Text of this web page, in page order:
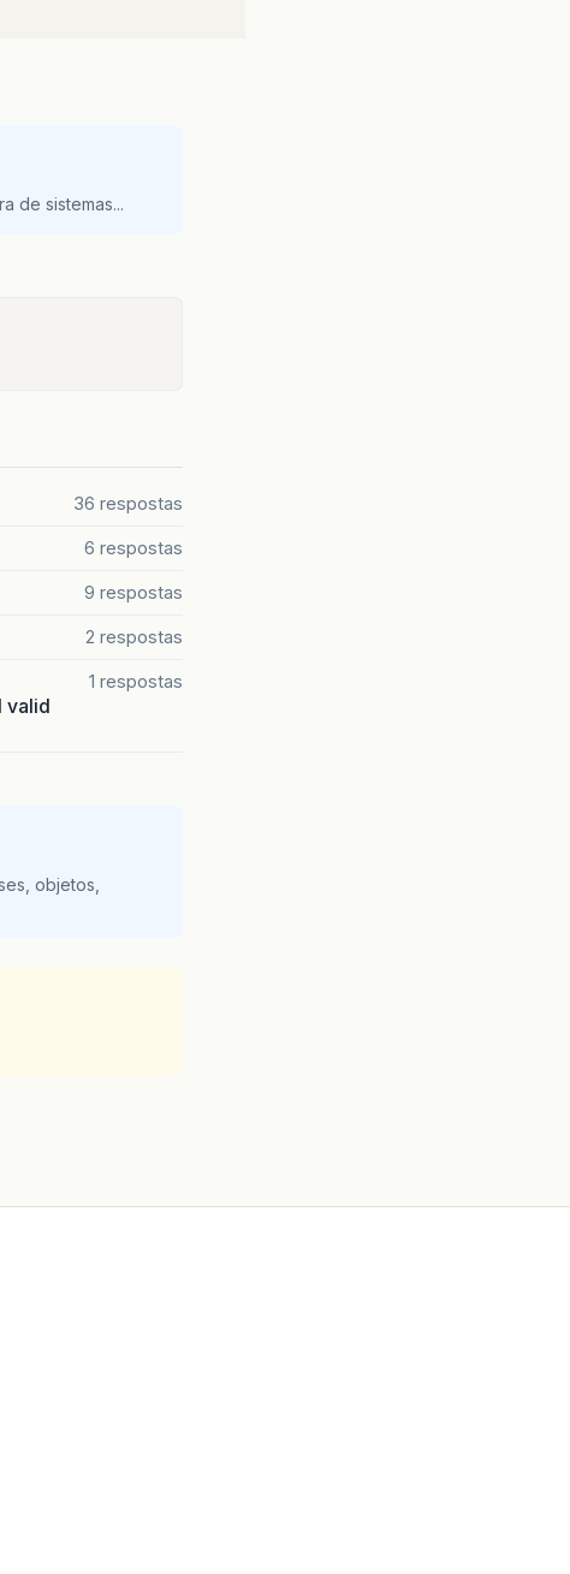
de sistemas...
36 respostas
6 respostas
9 respostas
2 respostas
valid
1 respostas
objetos,